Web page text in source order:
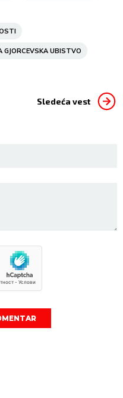
GJORCEVSKA UBISTVO
Sledeća vest